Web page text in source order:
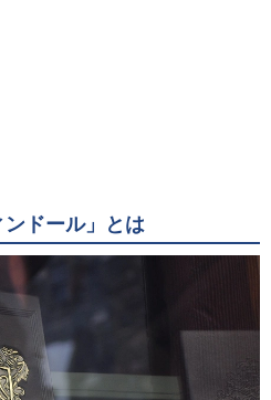
ドール」とは